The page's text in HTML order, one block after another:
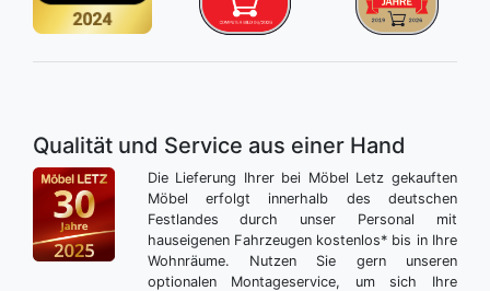
Qualität und Service aus einer Hand
Die Lieferung Ihrer bei Möbel Letz gekauften
Möbel erfolgt innerhalb des deutschen
Festlandes durch unser Personal mit
hauseigenen Fahrzeugen kostenlos* bis in Ihre
Wohnräume. Nutzen Sie gern unseren
optionalen Montageservice, um sich Ihre